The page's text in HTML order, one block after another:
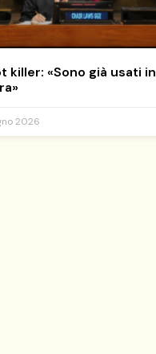
killer: «Sono già usati in
2026